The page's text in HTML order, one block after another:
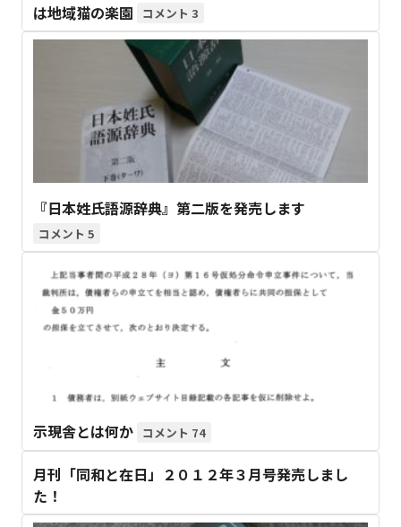
は地域猫の楽園
3
『日本姓氏語源辞典』第二版を発売します
5
示現舎とは何か 74
月刊「同和と在日」２０１２年３月号発売しまし
た！